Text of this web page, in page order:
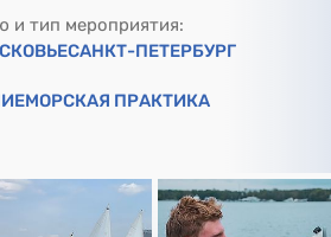
и тип мероприятия:
САНКТ-ПЕТЕРБУРГ
МОРСКАЯ ПРАКТИКА